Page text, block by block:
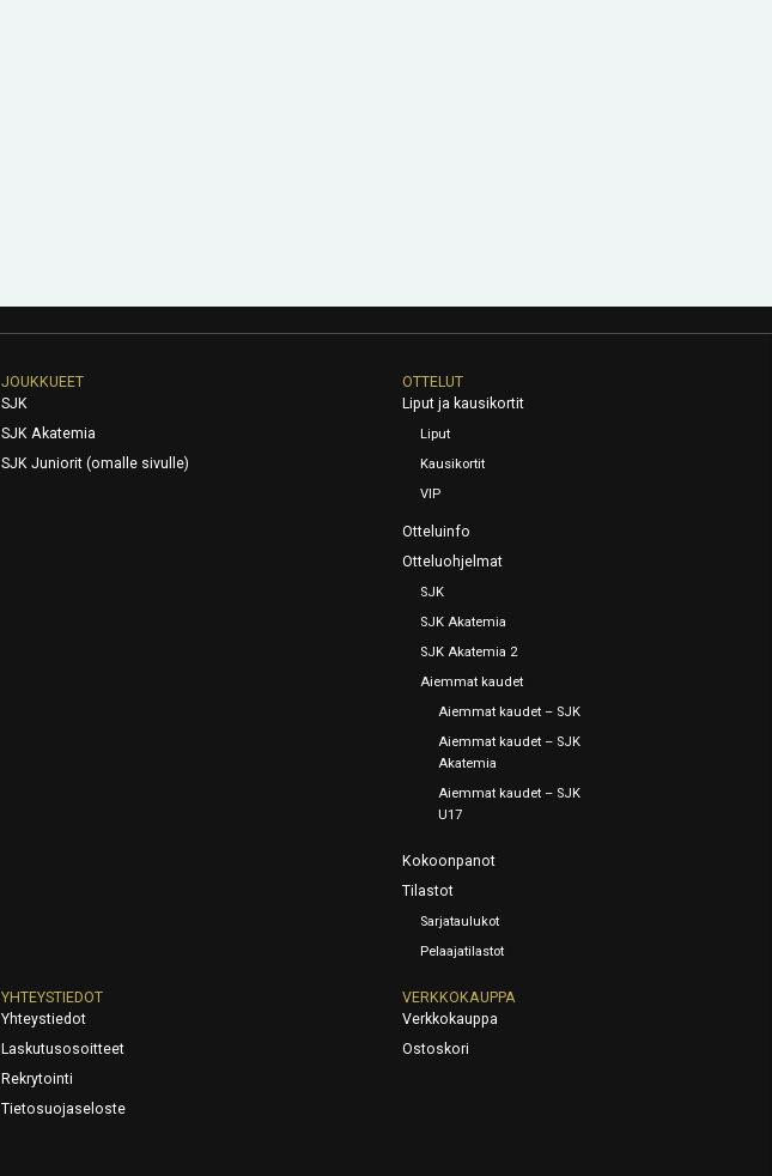
JOUKKUEET
SJK
SJK Akatemia
SJK Juniorit (omalle sivulle)
OTTELUT
Liput ja kausikortit
Liput
Kausikortit
VIP
Otteluinfo
Otteluohjelmat
SJK
SJK Akatemia
SJK Akatemia 2
Aiemmat kaudet
Aiemmat kaudet – SJK
Aiemmat kaudet – SJK
Akatemia
Aiemmat kaudet – SJK
U17
Kokoonpanot
Tilastot
Sarjataulukot
Pelaajatilastot
YHTEYSTIEDOT
Yhteystiedot
Laskutusosoitteet
Rekrytointi
Tietosuojaseloste
VERKKOKAUPPA
Verkkokauppa
Ostoskori